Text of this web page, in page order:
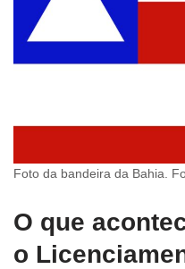
Foto da bandeira da Bahia.
O que
o